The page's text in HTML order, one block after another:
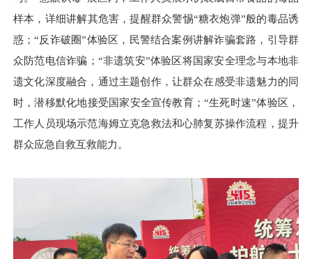
样本，详细讲解其危害，提醒群众警惕“糖衣炮弹”般的毒品诱
惑；“反诈破圈”体验区，民警结合案例讲解诈骗套路，引导群
众防范电信诈骗；“非遗筑安”体验区将国家安全理念与本地非
遗文化深度融合，通过主题创作，让群众在感受非遗魅力的同
时，潜移默化地接受国家安全宣传教育；“生死时速”体验区，
工作人员现场示范海姆立克急救法和心肺复苏操作流程，提升
群众应急自救互救能力。